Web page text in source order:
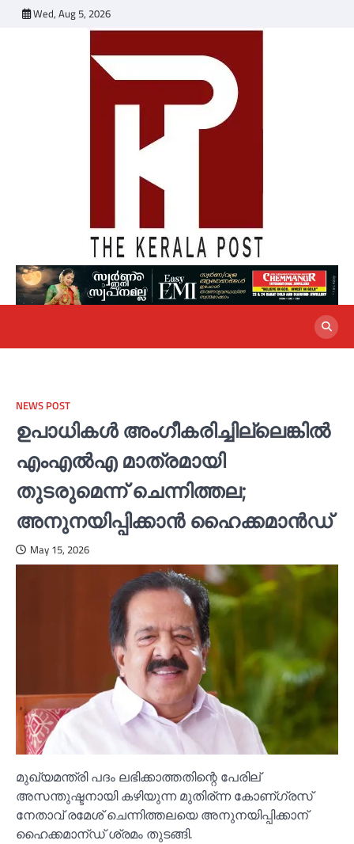
Wed, Aug 5, 2026
NEWS POST
ഉപാധികള്‍ അംഗീകരിച്ചില്ലെങ്കില്‍
എംഎല്‍എ മാത്രമായി
തുടരുമെന്ന് ചെന്നിത്തല;
അനുനയിപ്പിക്കാൻ ഹൈക്കമാൻഡ്
May 15, 2026
മുഖ്യമന്ത്രി പദം ലഭിക്കാത്തതിന്റെ പേരില്
അസന്തുഷ്ടനായി കഴിയുന്ന മുതിര്ന്ന കോണ്ഗ്രസ്
നേതാവ് രമേശ് ചെന്നിത്തലയെ അനുനയിപ്പിക്കാന്
ഹൈക്കമാന്ഡ് ശ്രമം തുടങ്ങി.